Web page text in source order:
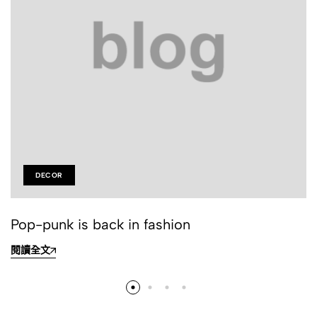
DECOR
Pop-punk is back in fashion
閱讀全文